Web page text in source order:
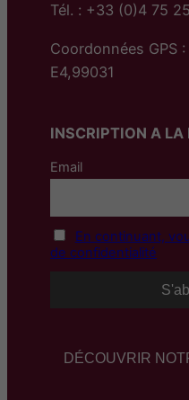
Tél. : +33 (0)4 75
Coordonnées GPS
E4,99031
INSCRIPTION A LA
Email
En continuant,
de confidentialité
DÉCOUVRIR